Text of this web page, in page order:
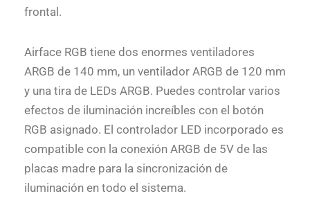
frontal.
Airface RGB tiene dos enormes ventiladores
ARGB de 140 mm, un ventilador ARGB de 120 mm
y una tira de LEDs ARGB. Puedes controlar varios
efectos de iluminación increíbles con el botón
RGB asignado. El controlador LED incorporado es
compatible con la conexión ARGB de 5V de las
placas madre para la sincronización de
iluminación en todo el sistema.